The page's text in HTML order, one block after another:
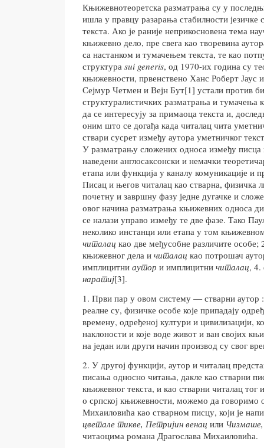
Књижевнотеоретска разматрања су у
ишла у правцу разарања стабилности језичке
текста. Ако је раније неприкосновена тема
књижевно дело, пре свега као творевина
са настанком и тумачењем текста, те као
структура sui generis, од 1970-их година су
књижевности, првенствено Ханс Роберт Јаус
Сејмур Четмен и Вејн Бут[1] устали против
структуралистичких разматрања и тумачења
да се интересују за примаоца текста и,
оним што се догађа када читалац чита
ствари сусрет између аутора уметничког
У разматрању сложених односа између писца
наведени англосаксонски и немачки
етапа или функција у каналу комуникације и
Писац и његов читалац као стварна, физичка
почетну и завршну фазу једне дугачке и
овог начина разматрања књижевних односа
се налази управо између те две фазе. Тако
неколико инстанци или етапа у том
читалац као две међусобне различите особе;
књижевног дела и читалац као потрошач
имплицитни аутор и имплицитни читалац, 4.
наратиј[3].
1. Први пар у овом систему — стварни аутор
реалне су, физичке особе које припадају
времену, одређеној култури и цивилизацији,
наклоности и које воде живот и ван својих
на један или други начин производ су свог
2. У другој функцији, аутор и читалац
писања односно читања, дакле као стварни
књижевног текста, и као стварни читалац тог
о српској књижевности, можемо да говоримо
Михаиловића као стварном писцу, који је
цветале тикве, Петријин венац или
читаоцима романа Драгослава Михаиловића.